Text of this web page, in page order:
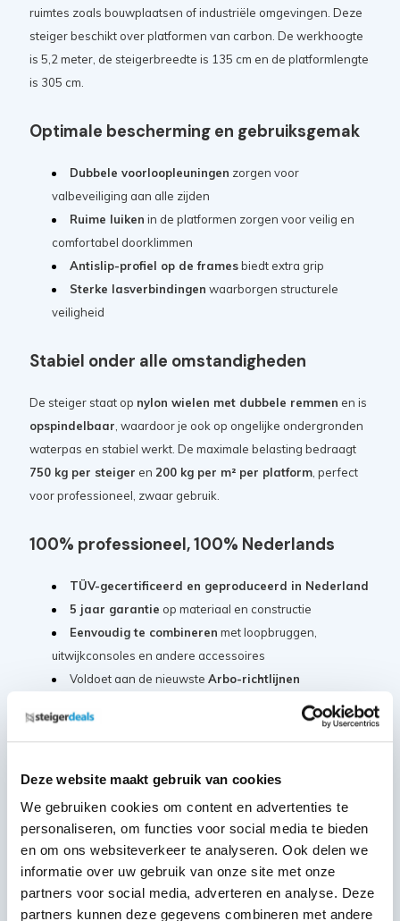
Deze website maakt gebruik van cookies
We gebruiken cookies om content en advertenties te
personaliseren, om functies voor social media te bieden
en om ons websiteverkeer te analyseren. Ook delen we
informatie over uw gebruik van onze site met onze
partners voor social media, adverteren en analyse. Deze
partners kunnen deze gegevens combineren met andere
ruimtes zoals bouwplaatsen of industriële omgevingen. Deze
steiger beschikt over platformen van carbon. De werkhoogte
is 5,2 meter, de steigerbreedte is 135 cm en de platformlengte
is 305 cm.
Optimale bescherming en gebruiksgemak
Dubbele voorloopleuningen zorgen voor
valbeveiliging aan alle zijden
Ruime luiken in de platformen zorgen voor veilig en
comfortabel doorklimmen
Antislip-profiel op de framesbiedt extra grip
Sterke lasverbindingen waarborgen structurele
veiligheid
Stabiel onder alle omstandigheden
De steiger staat op nylon wielen met dubbele remmen en is
opspindelbaar , waardoor je ook op ongelijke ondergronden
waterpas en stabiel werkt. De maximale belasting bedraagt
750 kg per steiger en 200 kg per m² per platform, perfect
voor professioneel, zwaar gebruik.
100% professioneel, 100% Nederlands
TÜV-gecertificeerd en geproduceerd in Nederland
5 jaar garantie op materiaal en constructie
Eenvoudig te combineren met loopbruggen,
uitwijkconsoles en andere accessoires
Voldoet aan de nieuwste Arbo-richtlijnen
Europese norm EN 1004 Klasse III
industrie: met de Panthera Pro heb je alles in huis om
vrijstaand, veilig en flexibel te werken.
Samenstelling: